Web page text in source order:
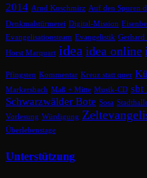
2014 Arnd Kuschmirz Auf den Spuren
Denkmalstürmerei Digital-Mission
Evangelisationsteam Evangelistik Gerhard
Horst Marquart idea idea online
Pfingsten Kommentar Kreuz statt quer
Markersbach Maß + Mitte Musik-CD sbt
Schwarzwälder Bote Sosa
Vorlesung Würdigung
Überlebenstage
Unterstützung